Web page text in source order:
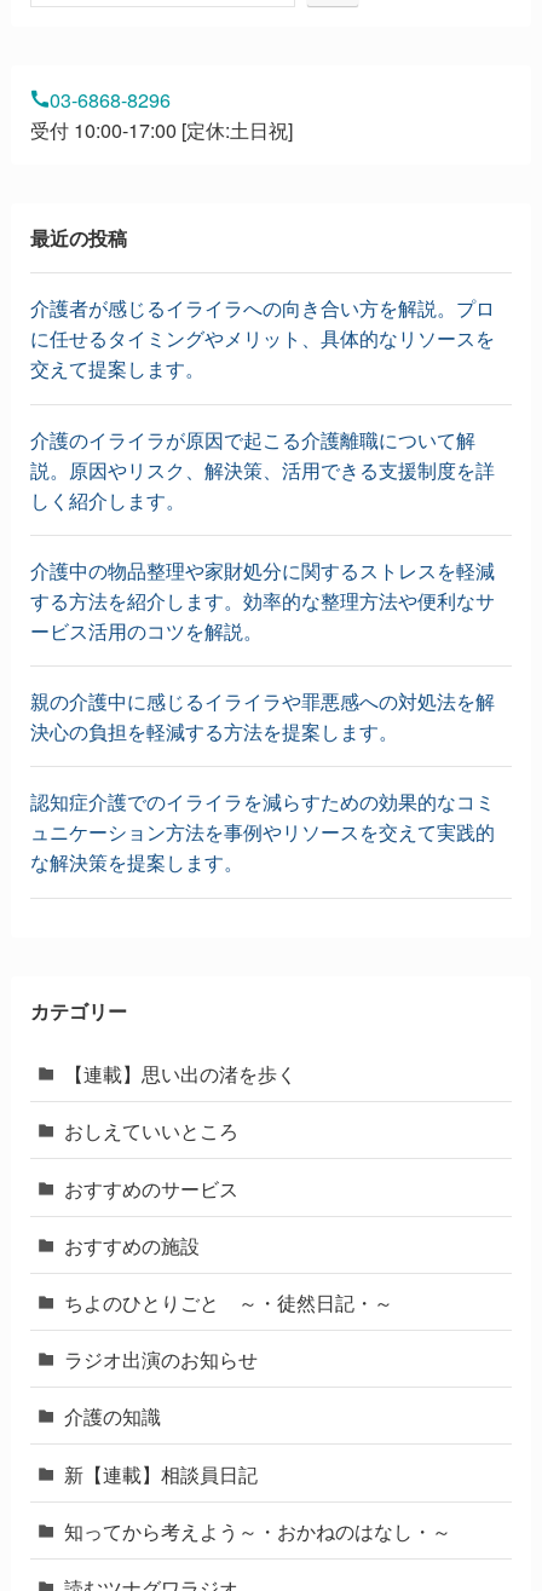
03-6868-8296
受付 10:00-17:00 [定休:土日祝]
最近の投稿
介護者が感じるイライラへの向き合い方を解説。プロ
に任せるタイミングやメリット、具体的なリソースを
交えて提案します。
介護のイライラが原因で起こる介護離職について解
説。原因やリスク、解決策、活用できる支援制度を詳
しく紹介します。
介護中の物品整理や家財処分に関するストレスを軽減
する方法を紹介します。効率的な整理方法や便利なサ
ービス活用のコツを解説。
親の介護中に感じるイライラや罪悪感への対処法を解
決心の負担を軽減する方法を提案します。
認知症介護でのイライラを減らすための効果的なコミ
ュニケーション方法を事例やリソースを交えて実践的
な解決策を提案します。
カテゴリー
【連載】思い出の渚を歩く
おしえていいところ
おすすめのサービス
おすすめの施設
ちよのひとりごと ～・徒然日記・～
ラジオ出演のお知らせ
介護の知識
新【連載】相談員日記
知ってから考えよう～・おかねのはなし・～